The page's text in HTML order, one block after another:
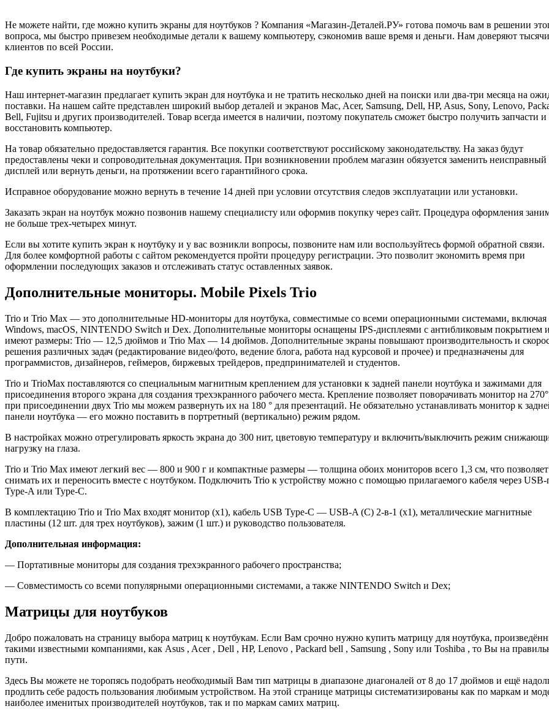
Не можете найти, где можно купить экраны для ноутбуков ? Компания «Магазин-Деталей.РУ» готова помочь вам в решении
вопроса, мы быстро привезем необходимые детали к вашему компьютеру, сэкономив ваше время и деньги. Нам доверяют тысячи
клиентов по всей России.
Где купить экраны на ноутбуки?
Наш интернет-магазин предлагает купить экран для ноутбука и не тратить несколько дней на поиски или два-три месяца на
поставки. На нашем сайте представлен широкий выбор деталей и экранов Mac, Acer, Samsung, Dell, HP, Asus, Sony, Lenovo,
Bell, Fujitsu и других производителей. Товар всегда имеется в наличии, поэтому покупатель сможет быстро получить запчасти и
восстановить компьютер.
На товар обязательно предоставляется гарантия. Все покупки соответствуют российскому законодательству. На заказ будут
предоставлены чеки и сопроводительная документация. При возникновении проблем магазин обязуется заменить неисправный
дисплей или вернуть деньги, на протяжении всего гарантийного срока.
Исправное оборудование можно вернуть в течение 14 дней при условии отсутствия следов эксплуатации или установки.
Заказать экран на ноутбук можно позвонив нашему специалисту или оформив покупку через сайт. Процедура оформления
не больше трех-четырех минут.
Если вы хотите купить экран к ноутбуку и у вас возникли вопросы, позвоните нам или воспользуйтесь формой обратной связи.
Для более комфортной работы с сайтом рекомендуется пройти процедуру регистрации. Это позволит экономить время при
оформлении последующих заказов и отслеживать статус оставленных заявок.
Дополнительные мониторы. Mobile Pixels Trio
Trio и Trio Max — это дополнительные HD-мониторы для ноутбука, совместимые со всеми операционными системами, включая
Windows, macOS, NINTENDO Switch и Dex. Дополнительные мониторы оснащены IPS-дисплеями с антибликовым покрытием и
имеют размеры: Trio — 12,5 дюймов и Trio Max — 14 дюймов. Дополнительные экраны повышают производительность и
решения различных задач (редактирование видео/фото, ведение блога, работа над курсовой и прочее) и предназначены для
программистов, дизайнеров, геймеров, биржевых трейдеров, предпринимателей и студентов.
Trio и TrioMax поставляются со специальным магнитным креплением для установки к задней панели ноутбука и зажимами для
присоединения второго экрана для создания трехэкранного рабочего места. Крепление позволяет поворачивать монитор на
при присоединении двух Trio мы можем развернуть их на 180 ° для презентаций. Не обязательно устанавливать монитор к
панели ноутбука — его можно поставить в портретный (вертикально) режим рядом.
В настройках можно отрегулировать яркость экрана до 300 нит, цветовую температуру и включить/выключить режим
нагрузку на глаза.
Trio и Trio Max имеют легкий вес — 800 и 900 г и компактные размеры — толщина обоих мониторов всего 1,3 см, что
снимать их и переносить вместе с ноутбуком. Подключить Trio к устройству можно с помощью прилагаемого кабеля через USB-
Type-A или Type-C.
В комплектацию Trio и Trio Max входят монитор (x1), кабель USB Type-C — USB-A (C) 2-в-1 (x1), металлические магнитные
пластины (12 шт. для трех ноутбуков), зажим (1 шт.) и руководство пользователя.
Дополнительная информация:
— Портативные мониторы для создания трехэкранного рабочего пространства;
— Совместимость со всеми популярными операционными системами, а также NINTENDO Switch и Dex;
Матрицы для ноутбуков
Добро пожаловать на страницу выбора матриц к ноутбукам. Если Вам срочно нужно купить матрицу для ноутбука,
такими известными компаниями, как Asus , Acer , Dell , HP, Lenovo , Packard bell , Samsung , Sony или Toshiba , то Вы на
пути.
Здесь Вы можете не торопясь подобрать необходимый Вам тип матрицы в диапазоне диагоналей от 8 до 17 дюймов и ещё
продлить себе радость пользования любимым устройством. На этой странице матрицы систематизированы как по маркам и
наиболее именитых производителей ноутбуков, так и по маркам самих матриц.